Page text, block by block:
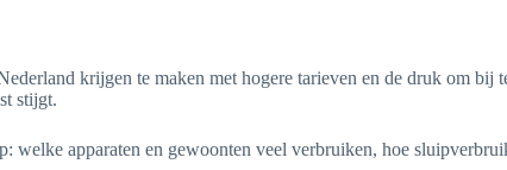
krijgen te maken met hogere tarieven en de druk om
stijgt.
welke apparaten en gewoonten veel verbruiken, hoe